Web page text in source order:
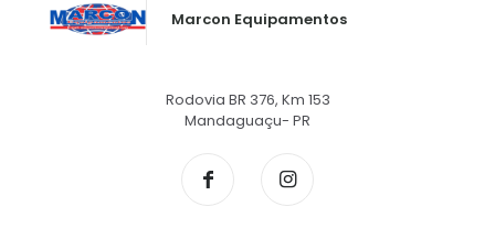
Marcon Equipamentos
Rodovia BR 376, Km 153
Mandaguaçu- PR